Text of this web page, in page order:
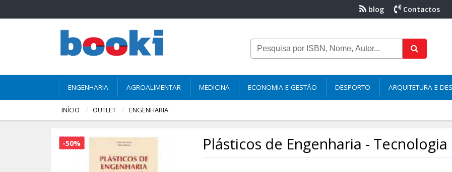
blog Contactos
ENGENHARIA AGROALIMENTAR MEDICINA ECONOMIA E GESTÃO DESPORTO ARQUITETURA E
INÍCIO OUTLET ENGENHARIA
-50% Plásticos de Engenharia -